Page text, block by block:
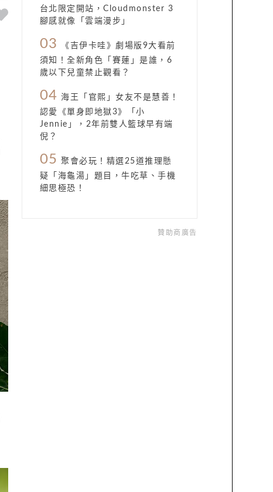
台北限定開站，Cloudmonster 3
腳感就像「雲端漫步」
03
《吉伊卡哇》劇場版9大看前
須知！全新角色「賽蓮」是誰，6
歲以下兒童禁止觀看？
04 海王「官熙」女友不是慧善！
認愛《單身即地獄3》「小
Jennie」，2年前雙人籃球早有端
倪？
05 聚會必玩！精選25道推理懸
疑「海龜湯」題目，牛吃草、手機
細思極恐！
贊助商廣告